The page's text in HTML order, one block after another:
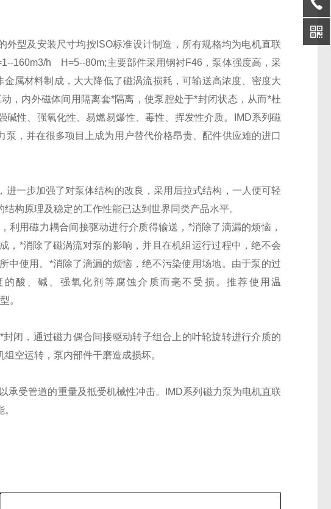
外型及安装尺寸均按ISO标准设计制造，所有规格均为电机直联
160m3/h H=5--80m;主要部件采用钢衬F46 ，泵体强度高，采
属材料制成，大大降低了磁涡流损耗，可输送高浓度、密度大
，内外磁体间用隔离套*隔离，使泵腔处于*封闭状态，从而*杜
性、强氧化性、易燃易爆性、毒性、挥发性介质。
IMD系列磁
，并在很多项目上成为用户替代价格昂贵、配件供应难的进口
进一步加强了对泵体结构的改良，采用后拉式结构，一人便可轻
构原理及稳定的工作性能已达到世界同类产品水平。
用磁力耦合间接驱动进行介质得输送，*消除了滴漏的烦恼，
，*消除了磁涡流对泵的影响，并且在机组运行过程中，绝不会
中使用。*消除了滴漏的烦恼，绝不污染使用场地。由于泵的过
酸、碱、强氧化剂等腐蚀介质而毫不受损。推荐使用温
。
闭，通过磁力偶合间接驱动转子组合上的叶轮旋转进行介质的
空运转，泵内部件干磨造成损坏。
承受管道的重量及抵受机械性冲击。 IMD系列磁力泵为电机直联